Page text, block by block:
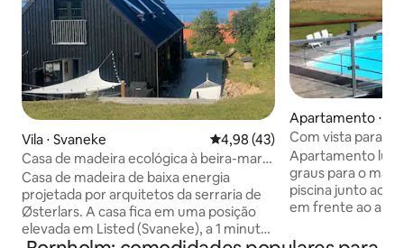
Vila ⋅ Svaneke 4,98 de uma avaliação média
4,98 (43)
Casa de madeira ecológica à beira-mar
em Listed, Svaneke
Casa de madeira de baixa energia
projetada por arquitetos da serraria de
Østerlars. A casa fica em uma posição
elevada em Listed (Svaneke), a 1 minuto
Apartamento ⋅
vig
Com vista para o
eletricidade.
Apartamento
graus para o mar
piscina junto ao
em frente ao
gramadas junto à